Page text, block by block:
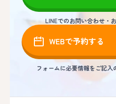
LINEでのお問い合わせ・
WEBで予約する
フォームに必要情報をご記入